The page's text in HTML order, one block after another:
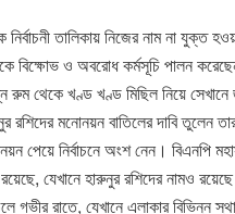
নির্বাচনী তালিকায় নিজের নাম না
বিক্ষোভ ও অবরোধ কর্মসূচি পালন
থেকে খণ্ড খণ্ড মিছিল নিয়ে
মনোনয়ন বাতিলের দাবি তুলেন
পেয়ে নির্বাচনে অংশ নেন। বিএনপি
যেখানে হারুনুর রশিদের নামও
রাতে, যেখানে এলাকার বিভিন্ন